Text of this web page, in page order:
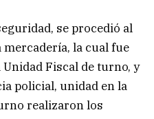
se procedió al
la cual fue
Fiscal de turno, y
policial, unidad en la
realizaron los